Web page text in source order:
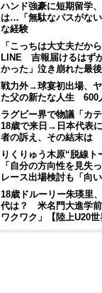
ハンド強豪に短期留学
は…「無駄なパスがな
な経験
「こっちは大丈夫だか
LINE 吉報届けるはず
かった」泣き崩れた最
戦力外→球宴初出場、
た父の新たな人生 600
ラグビー界で物議「カ
18歳で来日→日本代表
者の訴え、その結末は
りくりゅう木原“脱線ト
「自分の方向性を見
レース出場検討も「向い
18歳ドルーリー朱瑛里
代は？ 米名門大進学
ワクワク」【陸上U20世